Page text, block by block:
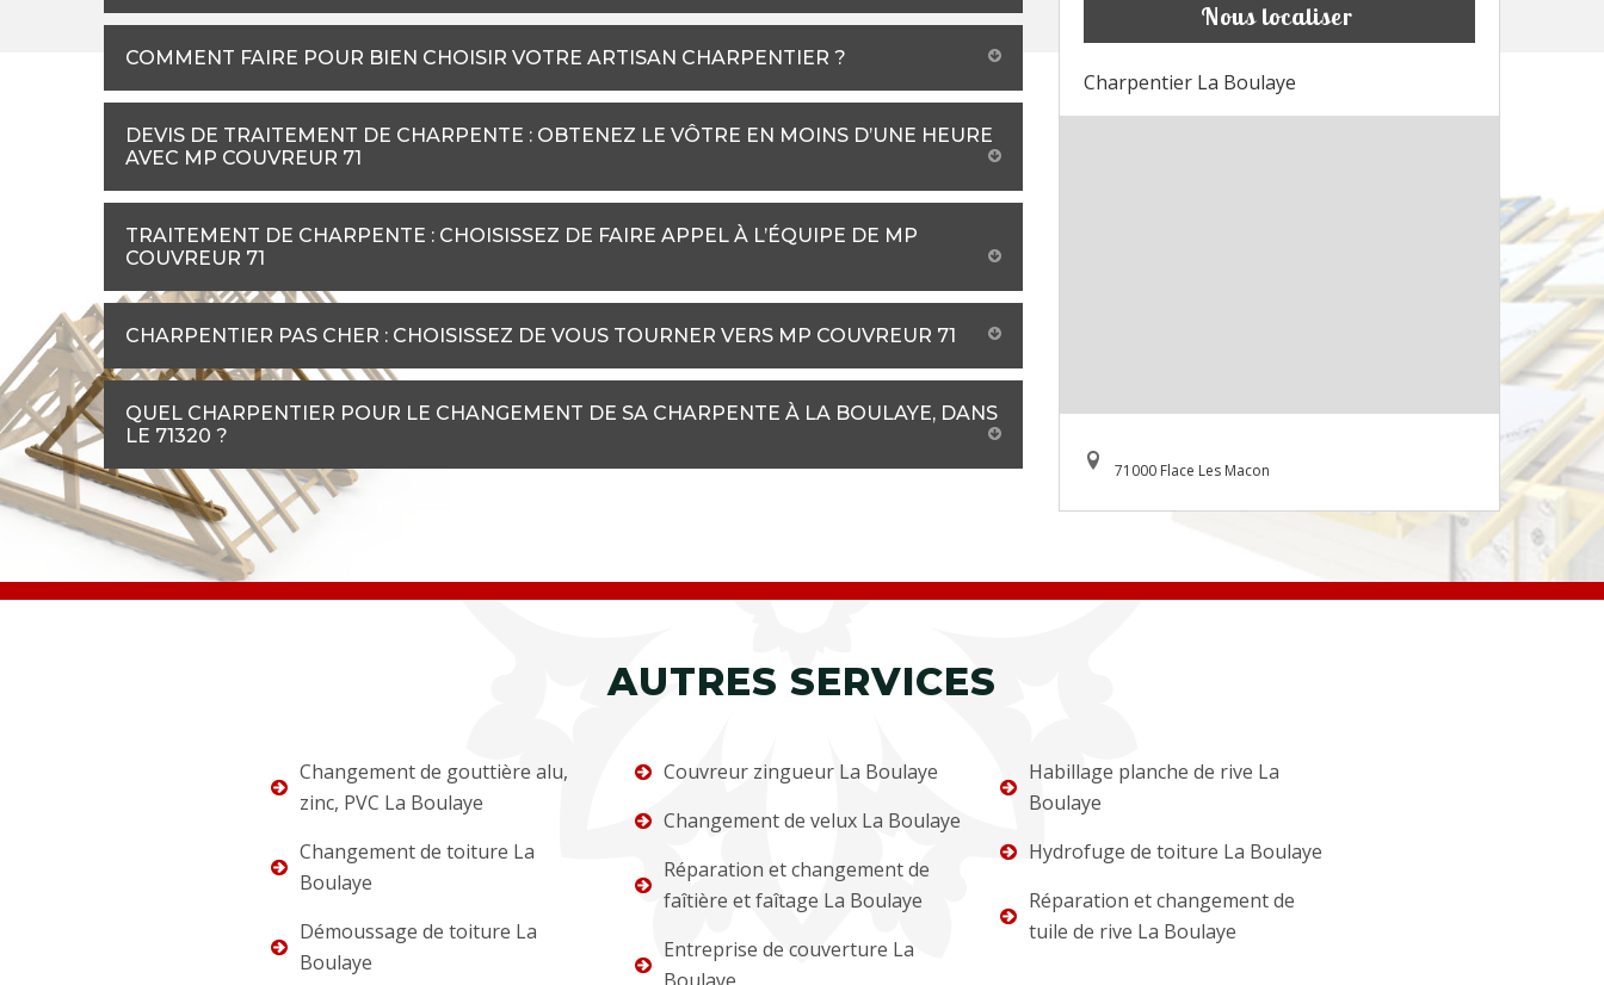
COMMENT FAIRE POUR BIEN CHOISIR VOTRE ARTISAN CHARPENTIER ?
DEVIS DE TRAITEMENT DE CHARPENTE : OBTENEZ LE VÔTRE EN MOINS D’UNE HEURE
AVEC MP COUVREUR 71
TRAITEMENT DE CHARPENTE : CHOISISSEZ DE FAIRE APPEL À L’ÉQUIPE DE MP
COUVREUR 71
CHARPENTIER PAS CHER : CHOISISSEZ DE VOUS TOURNER VERS MP COUVREUR 71
QUEL CHARPENTIER POUR LE CHANGEMENT DE SA CHARPENTE À LA BOULAYE, DANS
LE 71320 ?
Nous localiser
Charpentier La Boulaye
71000 Flace Les Macon
AUTRES SERVICES
Changement de gouttière alu,
zinc, PVC La Boulaye
Changement de toiture La
Boulaye
Démoussage de toiture La
Boulaye
Couvreur zingueur La Boulaye
Changement de velux La Boulaye
Réparation et changement de
faîtière et faîtage La Boulaye
Entreprise de couverture La
Habillage planche de rive La
Boulaye
Hydrofuge de toiture La Boulaye
Réparation et changement de
tuile de rive La Boulaye